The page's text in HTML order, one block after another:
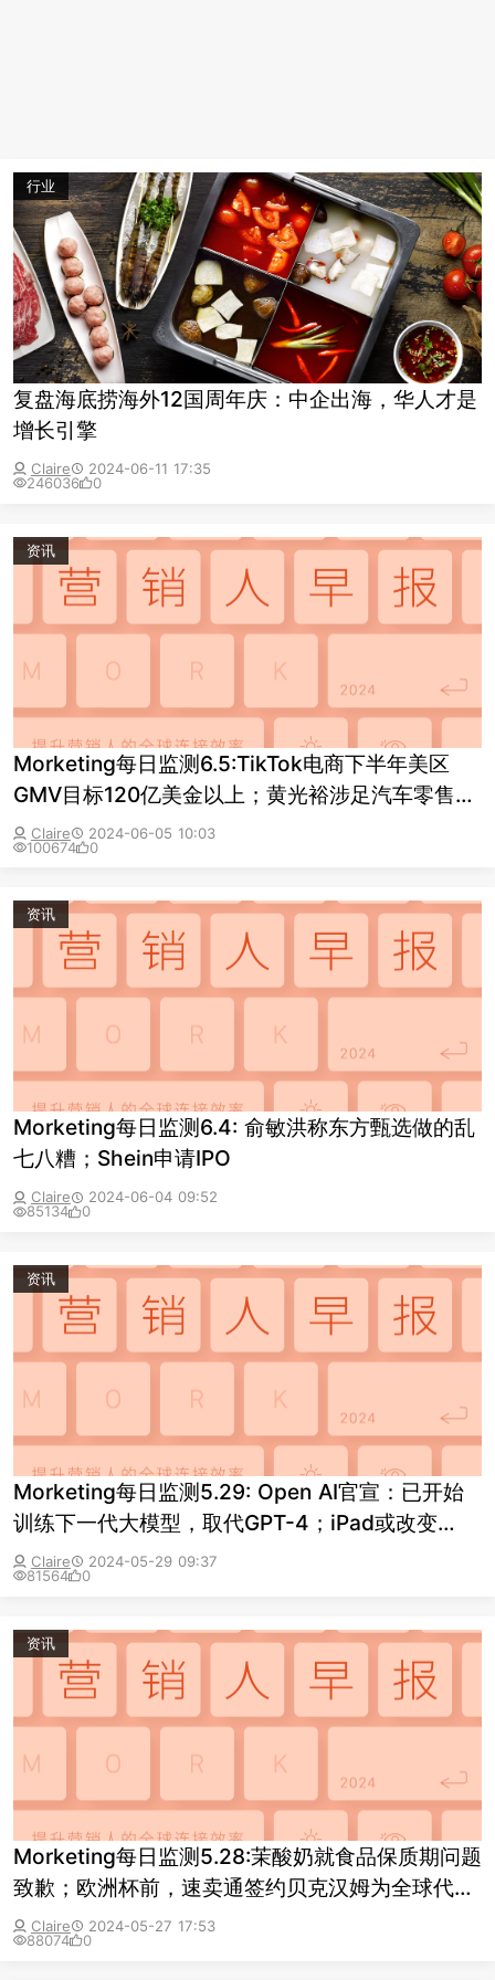
行业
复盘海底捞海外12国周年庆：中企出海，华人才是
增长引擎
Claire
2024-06-11 17:35
246036
0
资讯
Morketing每日监测6.5:TikTok电商下半年美区
GMV目标120亿美金以上；黄光裕涉足汽车零售，
国美系寻找脱困突破口
Claire
2024-06-05 10:03
100674
0
资讯
Morketing每日监测6.4:​ 俞敏洪称东方甄选做的乱
七八糟；Shein申请IPO
Claire
2024-06-04 09:52
85134
0
资讯
Morketing每日监测5.29: Open AI官宣：已开始
训练下一代大模型，取代GPT-4；iPad或改变
Logo方向；北京多家茉酸奶门店被立案调查
Claire
2024-05-29 09:37
81564
0
资讯
Morketing每日监测5.28:茉酸奶就食品保质期问题
致歉；欧洲杯前，速卖通签约贝克汉姆为全球代言
人Claire
2024-05-27 17:53
88074
0